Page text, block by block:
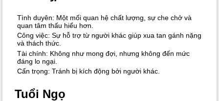
Tình duyên: Một mối quan hệ chất lượng, sự che chở và
quan tâm thấu hiểu hơn.
Công việc: Sự hỗ trợ từ người khác giúp xua tan gánh nặng
và thách thức.
Tài chính: Không như mong đợi, nhưng không đến mức
đáng lo ngại.
Cẩn trọng: Tránh bị kích động bởi người khác.
Tuổi Ngọ